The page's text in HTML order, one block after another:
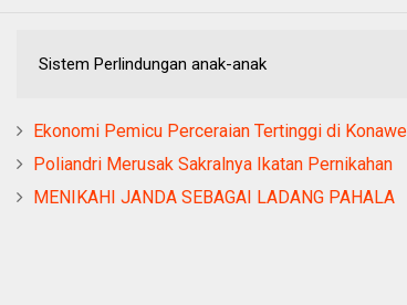
Sistem Perlindungan anak-anak
Ekonomi Pemicu Perceraian Tertinggi di Konawe
Poliandri Merusak Sakralnya Ikatan Pernikahan
MENIKAHI JANDA SEBAGAI LADANG PAHALA